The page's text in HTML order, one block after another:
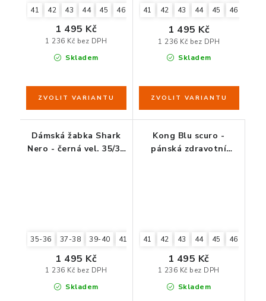
41 42 43 44 45 46
Skladem
1 236 Kč bez DPH
1 495 Kč
41 42 43 44 45 46
Skladem
1 236 Kč bez DPH
1 495 Kč
Dámská žabka Shark
Nero - černá vel. 35/36
35-36 37-38 39-40 41-42 43-44 45-46
Skladem
1 236 Kč bez DPH
1 495 Kč
Kong Blu scuro -
pánská zdravotní
41 42 43 44 45 46
Skladem
1 236 Kč bez DPH
1 495 Kč